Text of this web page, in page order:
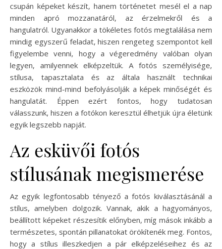
csupán képeket készít, hanem történetet mesél el a nap
minden apró mozzanatáról, az érzelmekről és a
hangulatról. Ugyanakkor a tökéletes fotós megtalálása nem
mindig egyszerű feladat, hiszen rengeteg szempontot kell
figyelembe venni, hogy a végeredmény valóban olyan
legyen, amilyennek elképzeltük. A fotós személyisége,
stílusa, tapasztalata és az általa használt technikai
eszközök mind-mind befolyásolják a képek minőségét és
hangulatát. Éppen ezért fontos, hogy tudatosan
válasszunk, hiszen a fotókon keresztül élhetjük újra életünk
egyik legszebb napját.
Az esküvői fotós
stílusának megismerése
Az egyik legfontosabb tényező a fotós kiválasztásánál a
stílus, amelyben dolgozik. Vannak, akik a hagyományos,
beállított képeket részesítik előnyben, míg mások inkább a
természetes, spontán pillanatokat örökítenék meg. Fontos,
hogy a stílus illeszkedjen a pár elképzeléseihez és az